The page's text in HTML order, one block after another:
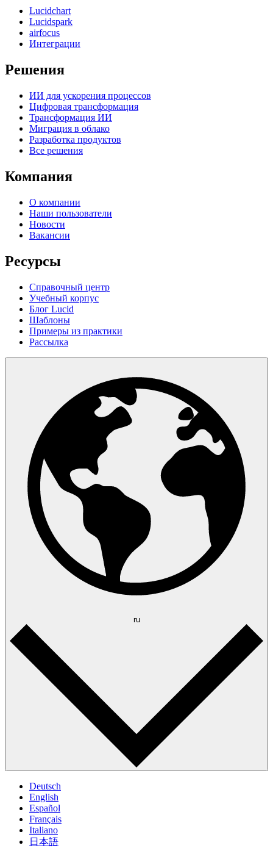
Lucidchart
Lucidspark
airfocus
Интеграции
Решения
ИИ для ускорения процессов
Цифровая трансформация
Трансформация ИИ
Миграция в облако
Разработка продуктов
Все решения
Компания
О компании
Наши пользователи
Новости
Вакансии
Ресурсы
Справочный центр
Учебный корпус
Блог Lucid
Шаблоны
Примеры из практики
Рассылка
ru
Deutsch
English
Español
Français
Italiano
日本語